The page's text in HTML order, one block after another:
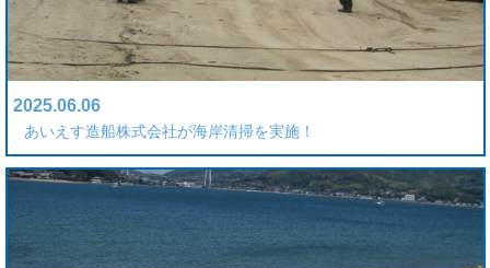
2025.06.06
あいえす造船株式会社が海岸清掃を実施！